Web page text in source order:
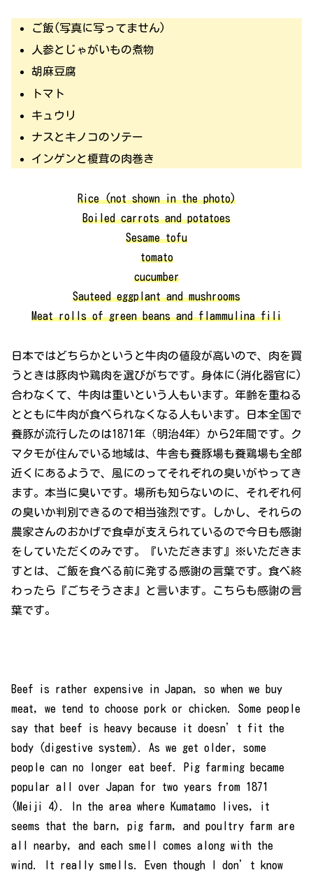
ご飯(写真に写ってません)
人参とじゃがいもの煮物
胡麻豆腐
トマト
キュウリ
ナスとキノコのソテー
インゲンと榎茸の肉巻き
Rice (not shown in the photo)
Boiled carrots and potatoes
Sesame tofu
tomato
cucumber
Sauteed eggplant and mushrooms
Meat rolls of green beans and flammulina fili
日本ではどちらかというと牛肉の値段が高いので、肉を買
うときは豚肉や鶏肉を選びがちです。身体に(消化器官に)
合わなくて、牛肉は重いという人もいます。年齢を重ねる
とともに牛肉が食べられなくなる人もいます。日本全国で
養豚が流行したのは1871年（明治4年）から2年間です。ク
マタモが住んでいる地域は、牛舎も養豚場も養鶏場も全部
近くにあるようで、風にのってそれぞれの臭いがやってき
ます。本当に臭いです。場所も知らないのに、それぞれ何
の臭いか判別できるので相当強烈です。しかし、それらの
農家さんのおかげで食卓が支えられているので今日も感謝
をしていただくのみです。『いただきます』※いただきま
すとは、ご飯を食べる前に発する感謝の言葉です。食べ終
わったら『ごちそうさま』と言います。こちらも感謝の言
葉です。
Beef is rather expensive in Japan, so when we buy
meat, we tend to choose pork or chicken. Some people
say that beef is heavy because it doesn’t fit the
body (digestive system). As we get older, some
people can no longer eat beef. Pig farming became
popular all over Japan for two years from 1871
(Meiji 4). In the area where Kumatamo lives, it
seems that the barn, pig farm, and poultry farm are
all nearby, and each smell comes along with the
wind. It really smells. Even though I don’t know